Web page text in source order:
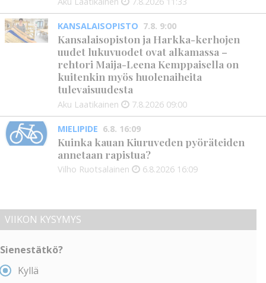
KANSALAISOPISTO 7.8. 9:00
Kansalaisopiston ja Harkka-kerhojen
uudet lukuvuodet ovat alkamassa –
rehtori Maija-Leena Kemppaisella on
kuitenkin myös huolenaiheita
tulevaisuudesta
Aku Laatikainen 7.8.2026 09:00
MIELIPIDE 6.8. 16:09
Kuinka kauan Kiuruveden pyöräteiden
annetaan rapistua?
Vilho Ruotsalainen 6.8.2026 16:09
VIIKON KYSYMYS
Sienestätkö?
Kyllä